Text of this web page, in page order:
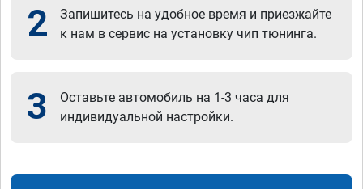
2
Запишитесь на удобное время и приезжайте
к нам в сервис на установку чип тюнинга.
3
Оставьте автомобиль на 1-3 часа для
индивидуальной настройки.